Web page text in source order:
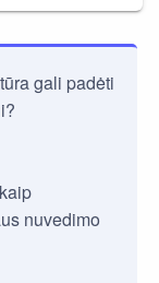
gali padėti
nuvedimo